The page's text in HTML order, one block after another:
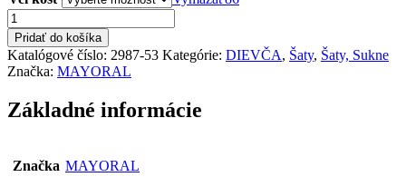
množstvo
MAYORAL
Dievčenské
Šaty
2987-
Pridať do košíka
Katalógové číslo: 2987-53 Kategórie: DIEVČA, Šaty, Šaty, Sukne
Značka: MAYORAL
Základné informácie
Značka MAYORAL